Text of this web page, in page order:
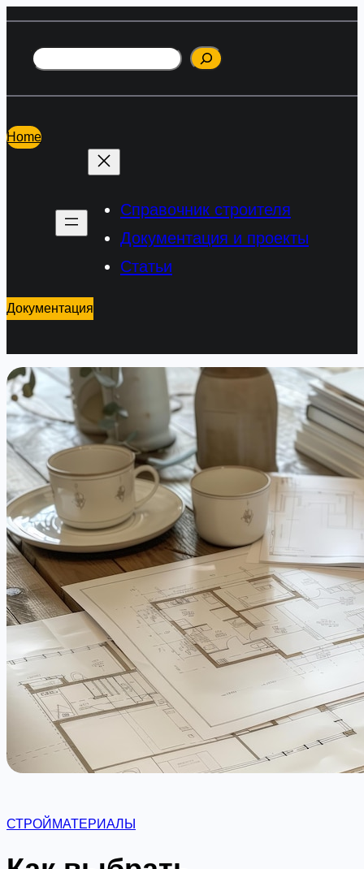
содержимому
Поиск
Home
Справочник строителя
Документация и проекты
Статьи
Документация
СТРОЙМАТЕРИАЛЫ